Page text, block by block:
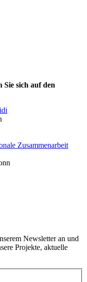
Sie sich auf den
Zusammenarbeit
Newsletter an und
Projekte, aktuelle